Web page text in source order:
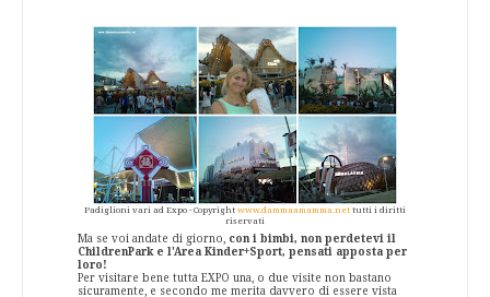
Padiglioni vari ad Expo - Copyright www.dammaamamma.net tutti i diritti
riservati
Ma se voi andate di giorno, con i bimbi, non perdetevi il
ChildrenPark e l'Area Kinder+Sport, pensati apposta per
loro!
Per visitare bene tutta EXPO una, o due visite non bastano
sicuramente, e secondo me merita davvero di essere vista